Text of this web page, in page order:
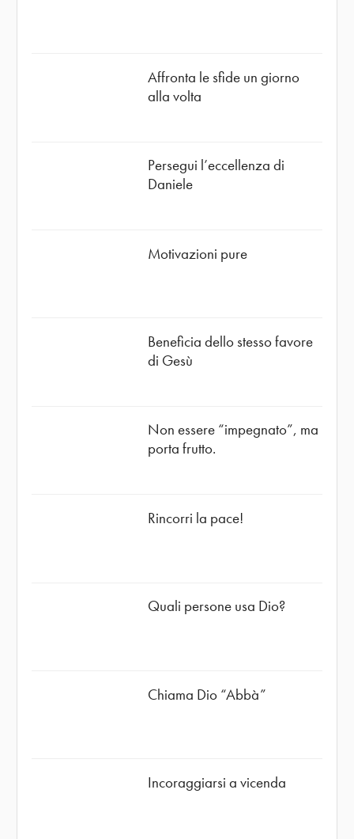
Affronta le sfide un giorno
alla volta
Persegui l’eccellenza di
Daniele
Motivazioni pure
Beneficia dello stesso favore
di Gesù
Non essere “impegnato”, ma
porta frutto.
Rincorri la pace!
Quali persone usa Dio?
Chiama Dio “Abbà”
Incoraggiarsi a vicenda